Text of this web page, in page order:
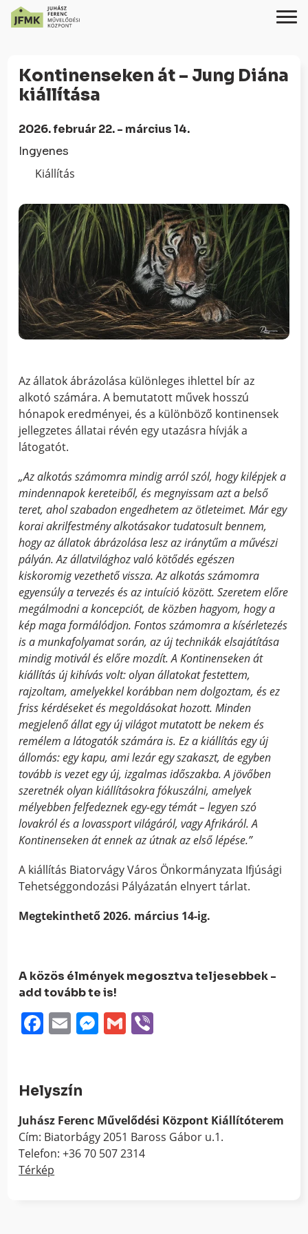
Content
navigációhoz
Kontinenseken át – Jung Diána
kiállítása
2026. február 22. - március 14.
Ingyenes
Kiállítás
Az állatok ábrázolása különleges ihlettel bír az
alkotó számára. A bemutatott művek hosszú
hónapok eredményei, és a különböző kontinensek
jellegzetes állatai révén egy utazásra hívják a
látogatót.
„Az alkotás számomra mindig arról szól, hogy kilépjek a
mindennapok kereteiből, és megnyissam azt a belső
teret, ahol szabadon engedhetem az ötleteimet. Már egy
korai akrilfestmény alkotásakor tudatosult bennem,
hogy az állatok ábrázolása lesz az iránytűm a művészi
pályán. Az állatvilághoz való kötődés egészen
kiskoromig vezethető vissza. Az alkotás számomra
egyensúly a tervezés és az intuíció között. Szeretem előre
megálmodni a koncepciót, de közben hagyom, hogy a
kép maga formálódjon. Fontos számomra a kísérletezés
is a munkafolyamat során, az új technikák elsajátítása
mindig motivál és előre mozdít. A Kontinenseken át
kiállítás új kihívás volt: olyan állatokat festettem,
rajzoltam, amelyekkel korábban nem dolgoztam, és ez
friss kérdéseket és megoldásokat hozott. Minden
megjelenő állat egy új világot mutatott be nekem és
remélem a látogatók számára is. Ez a kiállítás egy új
állomás: egy kapu, ami lezár egy szakaszt, de egyben
tovább is vezet egy új, izgalmas időszakba. A jövőben
szeretnék olyan kiállításokra fókuszálni, amelyek
mélyebben felfedeznek egy-egy témát – legyen szó
lovakról és a lovassport világáról, vagy Afrikáról. A
Kontinenseken át ennek az útnak az első lépése.”
A kiállítás Biatorvágy Város Önkormányzata Ifjúsági
Tehetséggondozási Pályázatán elnyert tárlat.
Megtekinthető 2026. március 14-ig.
A közös élmények megosztva teljesebbek -
add tovább te is!
Facebook
EmailMessenger
Gmail
Helyszín
Juhász Ferenc Művelődési Központ Kiállítóterem
Cím: Biatorbágy 2051 Baross Gábor u.1.
Telefon: +36 70 507 2314
Térkép